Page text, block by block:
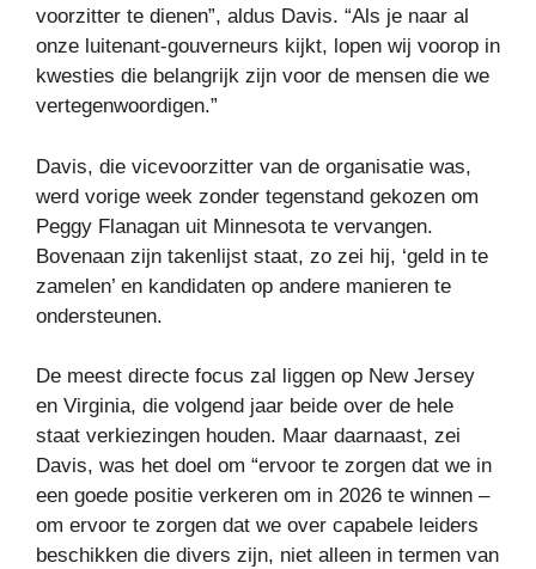
voorzitter te dienen”, aldus Davis. “Als je naar al
onze luitenant-gouverneurs kijkt, lopen wij voorop in
kwesties die belangrijk zijn voor de mensen die we
vertegenwoordigen.”
Davis, die vicevoorzitter van de organisatie was,
werd vorige week zonder tegenstand gekozen om
Peggy Flanagan uit Minnesota te vervangen.
Bovenaan zijn takenlijst staat, zo zei hij, ‘geld in te
zamelen’ en kandidaten op andere manieren te
ondersteunen.
De meest directe focus zal liggen op New Jersey
en Virginia, die volgend jaar beide over de hele
staat verkiezingen houden. Maar daarnaast, zei
Davis, was het doel om “ervoor te zorgen dat we in
een goede positie verkeren om in 2026 te winnen –
om ervoor te zorgen dat we over capabele leiders
beschikken die divers zijn, niet alleen in termen van